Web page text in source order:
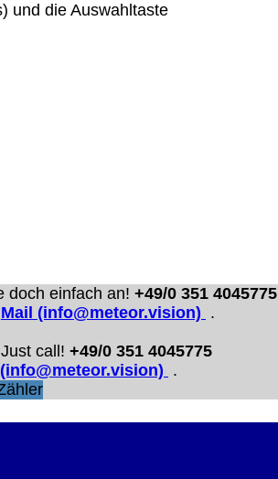
und die Auswahltaste
doch einfach an! +49/0 351 4045775
Mail (info@meteor.vision) .
call! +49/0 351 4045775
.
Irrtümer und
dass man durch
dadurch verhindert
von allen Inhalten,
gilt für alle auf
finden Sie unter
Sitemap